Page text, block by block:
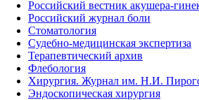
Российский вестник акушера-
Российский журнал боли
Стоматология
Судебно-медицинская экспертиза
Терапевтический архив
Флебология
Хирургия. Журнал им. Н.И.
Эндоскопическая хирургия